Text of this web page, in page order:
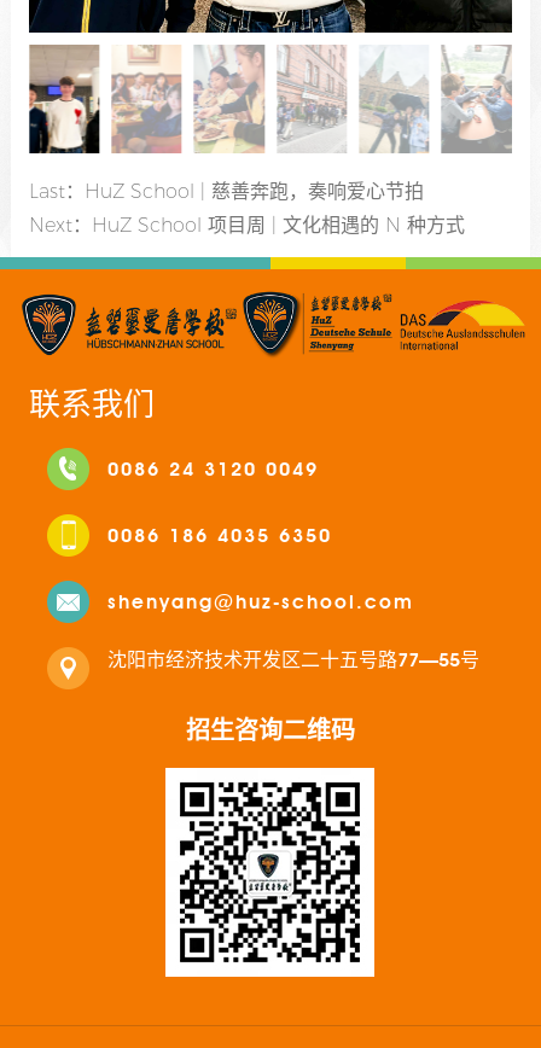
Last：
HuZ School | 慈善奔跑，奏响爱心节拍
Next：
HuZ School 项目周 | 文化相遇的 N 种方式
联系我们
0086 24 3120 0049
0086 186 4035 6350
shenyang@huz-school.com
沈阳市经济技术开发区二十五号路77—55号
招生咨询二维码